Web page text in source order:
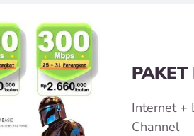
Internet +
Channel